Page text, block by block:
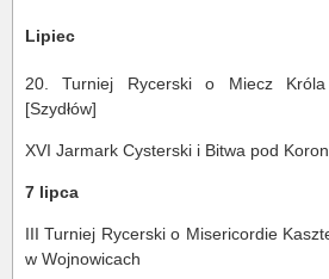
Lipiec
20. Turniej Rycerski o Miecz Króla
[Szydłów]
XVI Jarmark Cysterski i Bitwa pod
7 lipca
III Turniej Rycerski o Misericordie
w Wojnowicach